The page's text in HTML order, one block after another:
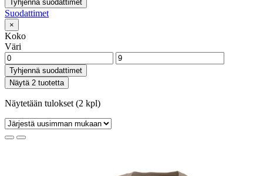
Tyhjennä suodattimet
Suodattimet
×
Koko
Väri
Tyhjennä suodattimet
Näytä 2 tuotetta
Näytetään tulokset (2 kpl)